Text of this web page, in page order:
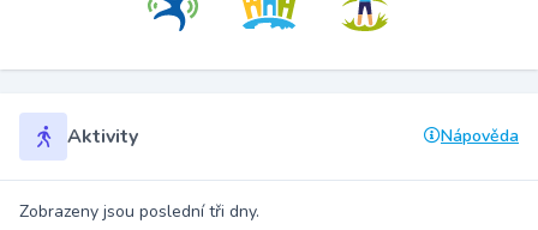
Aktivity Nápověda
Zobrazeny jsou poslední tři dny.